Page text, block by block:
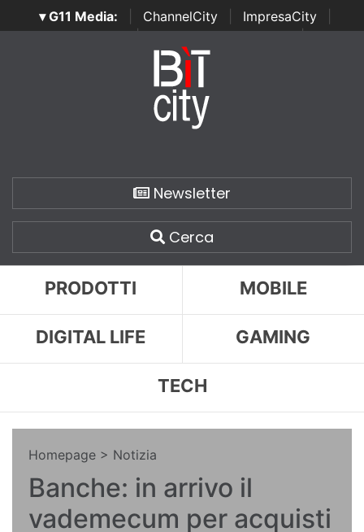
▾ G11 Media: ChannelCity ImpresaCity
SecurityOpenLab | Italian Channel Awards | Italian
Italian Security Awards
Newsletter
Cerca
PRODOTTI MOBILE
DIGITAL LIFE GAMING
TECH
Homepage > Notizia
Banche: in arrivo il
vademecum per acquisti